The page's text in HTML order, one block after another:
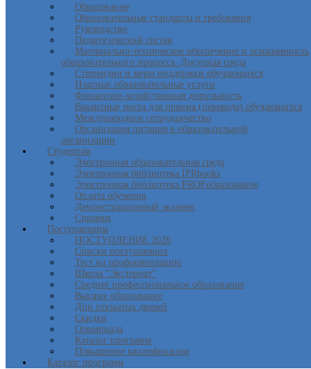
Образование
Образовательные стандарты и требования
Руководство
Педагогический состав
Материально-техническое обеспечение и оснащенность
образовательного процесса. Досупная среда
Стипендии и меры поддержки обучающихся
Платные образовательные услуги
Финансово-хозяйственная деятельность
Вакантные места для приема (перевода) обучающихся
Международное сотрудничество
Организация питания в образовательной
организации
Студентам
Электронная образовательная среда
Электронная библиотека IPRbooks
Электронная библиотека PROFобразование
Оплата обучения
Демонстрационный экзамен
Справки
Поступающим
ПОСТУПЛЕНИЕ 2026
Списки поступающих
Тест на профориентацию
Школа "Экстернат"
Среднее профессиональное образование
Высшее образование
Дни открытых дверей
Скидки
Олимпиада
Каталог программ
Повышение квалификации
Каталог программ